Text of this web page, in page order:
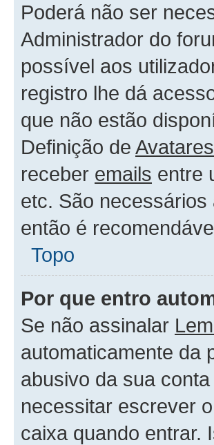
Poderá não ser
Administrador do
possível aos
registro lhe dá
que não estão
Definição de Avatares
receber emails entre
etc. São
então é
Topo
Por que entro
Se não assinalar
automaticamente da
abusivo da sua
necessitar escrever
caixa quando entrar.